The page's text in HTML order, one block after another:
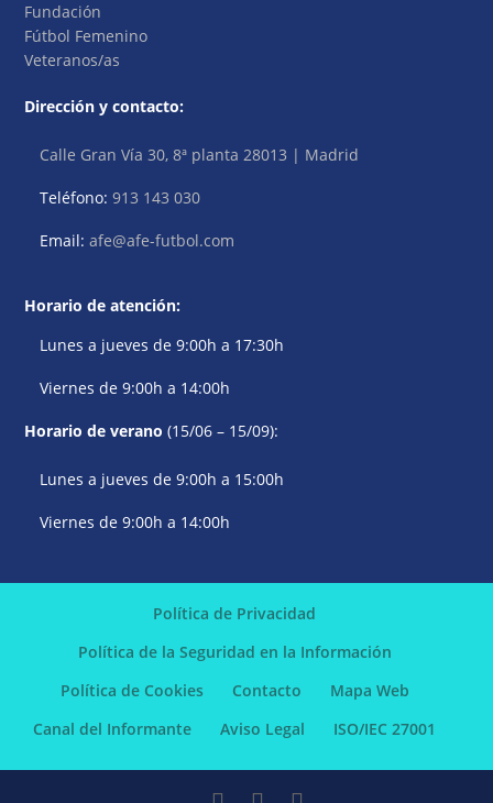
Fundación
Fútbol Femenino
Veteranos/as
Dirección y contacto:
Calle Gran Vía 30, 8ª planta 28013 | Madrid
Teléfono:913 143 030
Email:afe@afe-futbol.com
Horario de atención:
Lunes a jueves de 9:00h a 17:30h
Viernes de 9:00h a 14:00h
Horario de verano (15/06 – 15/09):
Lunes a jueves de 9:00h a 15:00h
Viernes de 9:00h a 14:00h
Política de Privacidad
Política de la Seguridad en la Información
Política de Cookies
Contacto
Mapa Web
Canal del Informante
Aviso Legal ISO/IEC 27001